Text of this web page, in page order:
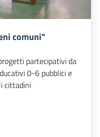
comuni"
partecipativi da
0-6 pubblici e
cittadini